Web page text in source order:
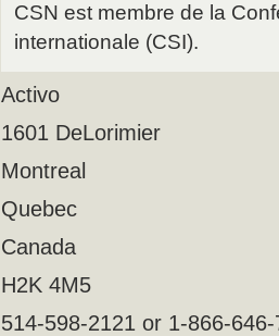
CSN est membre de la
internationale (CSI).
Activo
1601 DeLorimier
Montreal
Quebec
Canada
H2K 4M5
514-598-2121 or 1-866-